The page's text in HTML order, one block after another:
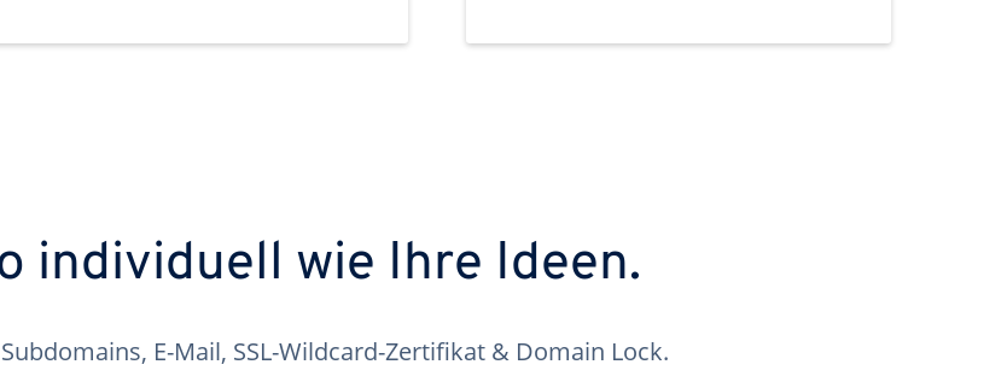
individuell wie Ihre Ideen.
E-Mail, SSL-Wildcard-Zertifikat & Domain Lock.